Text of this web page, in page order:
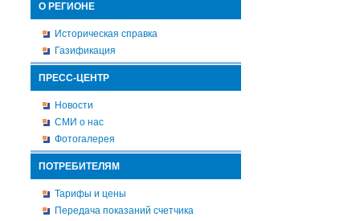
О РЕГИОНЕ
Историческая справка
Газификация
ПРЕСС-ЦЕНТР
Новости
СМИ о нас
Фотогалерея
ПОТРЕБИТЕЛЯМ
Тарифы и цены
Передача показаний счетчика